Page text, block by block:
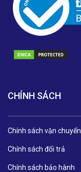
CHÍNH SÁCH
Chính sách vận chuyển
Chính sách đổi trả
Chính sách bảo hành